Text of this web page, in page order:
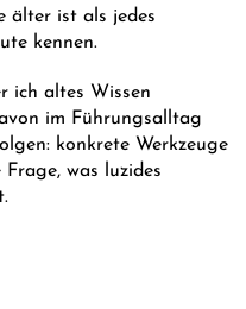
älter ist als jedes
kennen.
ich altes Wissen
im Führungsalltag
konkrete Werkzeuge
was luzides